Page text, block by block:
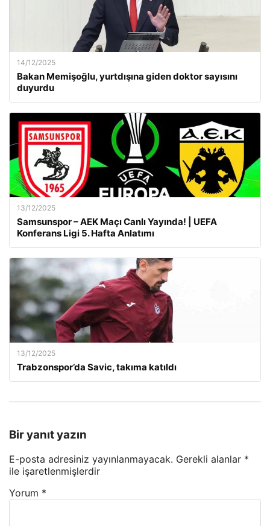
14/12/2025
Bakan Memişoğlu, yurtdışına giden doktor sayısını
duyurdu
13/12/2025
Samsunspor – AEK Maçı Canlı Yayında! | UEFA
Konferans Ligi 5. Hafta Anlatımı
13/12/2025
Trabzonspor’da Savic, takıma katıldı
Bir yanıt yazın
E-posta adresiniz yayınlanmayacak. Gerekli alanlar *
ile işaretlenmişlerdir
Yorum *